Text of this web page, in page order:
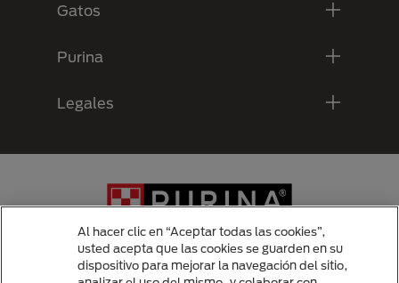
Gatos
Purina
Legales
Al hacer clic en “Aceptar todas las cookies”,
usted acepta que las cookies se guarden en su
dispositivo para mejorar la navegación del sitio,